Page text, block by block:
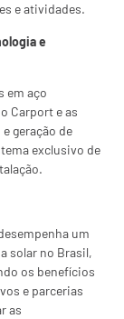
e atividades.
e
em aço
Carport e as
geração de
exclusivo de
um
solar no Brasil,
os benefícios
e parcerias
as